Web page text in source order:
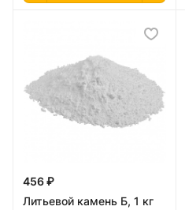
456 ₽
Литьевой камень Б, 1 кг